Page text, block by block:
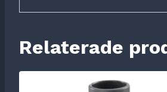
Relaterade